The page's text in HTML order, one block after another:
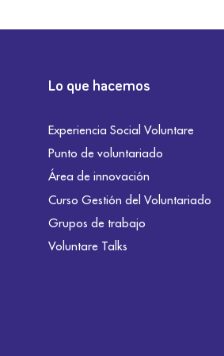
Lo que hacemos
Experiencia Social Voluntare
Punto de voluntariado
Área de innovación
Curso Gestión del Voluntariado
Grupos de trabajo
Voluntare Talks